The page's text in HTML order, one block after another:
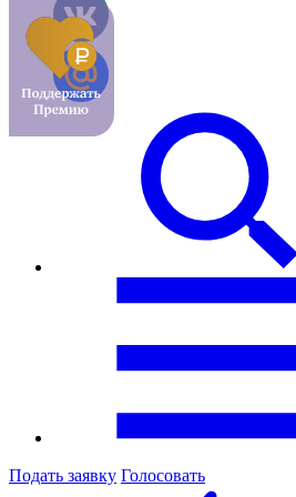
Подать заявку Голосовать